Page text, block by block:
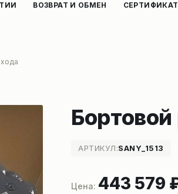
ВОЗВРАТ И ОБМЕН
АРТИКУЛ:SANY_1513
443 579